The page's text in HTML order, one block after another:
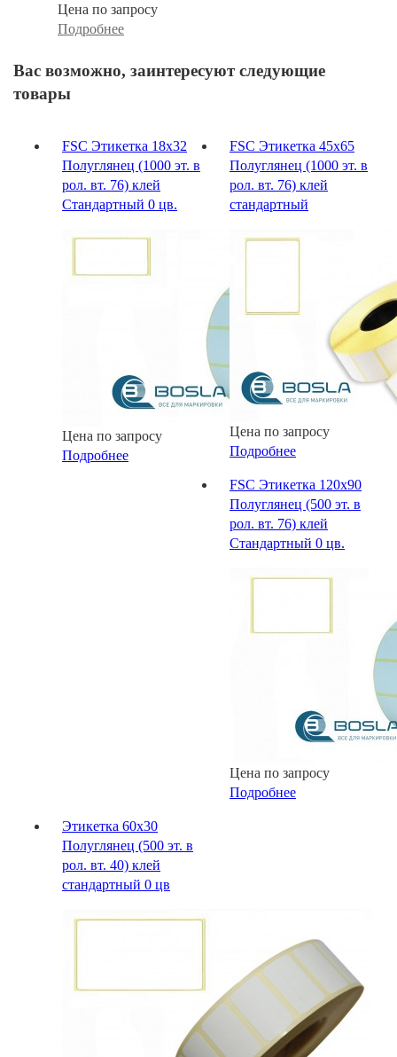
Цена по запросу
Подробнее
Вас возможно, заинтересуют следующие
товары
FSC Этикетка 18х32
Полуглянец (1000 эт. в
рол. вт. 76) клей
Стандартный 0 цв.
Цена по запросу
Подробнее
FSC Этикетка 45х65
Полуглянец (1000 эт. в
рол. вт. 76) клей
cтандартный
Цена по запросу
Подробнее
FSC Этикетка 120х90
Полуглянец (500 эт. в
рол. вт. 76) клей
Стандартный 0 цв.
Цена по запросу
Подробнее
Этикетка 60х30
Полуглянец (500 эт. в
рол. вт. 40) клей
стандартный 0 цв